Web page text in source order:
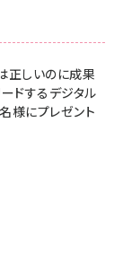
正しいのに成果
ドするデジタル
様にプレゼント